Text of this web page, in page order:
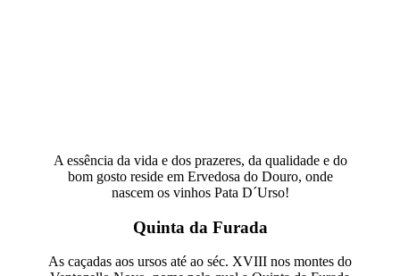
A essência da vida e dos prazeres, da qualidade e do
bom gosto reside em Ervedosa do Douro, onde
nascem os vinhos Pata D´Urso!
Quinta da Furada
As caçadas aos ursos até ao séc. XVIII nos montes do